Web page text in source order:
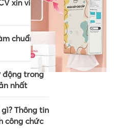
xin việc
chuẩn
động trong
nhất
Thông tin
công chức